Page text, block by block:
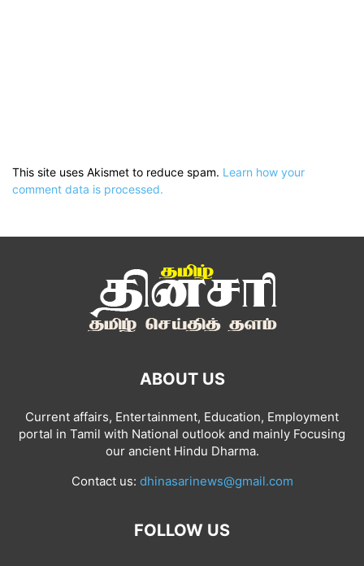
This site uses Akismet to reduce spam. Learn how your
comment data is processed.
ABOUT US
Current affairs, Entertainment, Education, Employment
portal in Tamil with National outlook and mainly Focusing
our ancient Hindu Dharma.
Contact us: dhinasarinews@gmail.com
FOLLOW US